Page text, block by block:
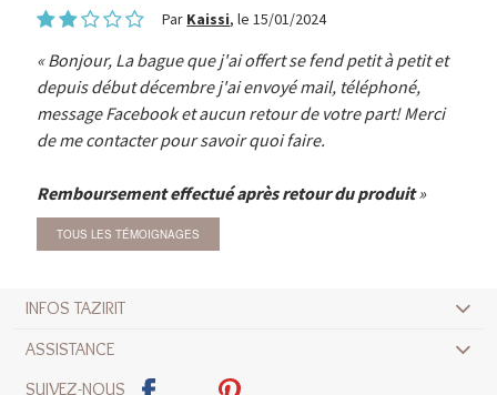
Par Kaissi, le 15/01/2024
Bonjour, La bague que j'ai offert se fend petit à petit et
depuis début décembre j'ai envoyé mail, téléphoné,
message Facebook et aucun retour de votre part! Merci
de me contacter pour savoir quoi faire.
Remboursement effectué après retour du produit
TOUS LES TÉMOIGNAGES
INFOS TAZIRIT
ASSISTANCE
SUIVEZ-NOUS